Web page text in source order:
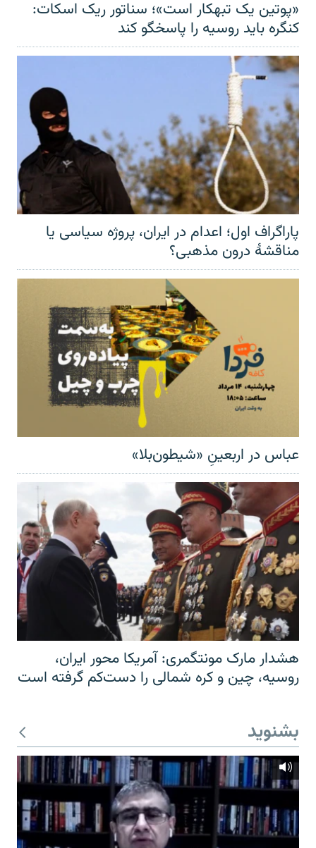
«پوتین یک تبهکار است»؛ سناتور ریک اسکات:
کنگره باید روسیه را پاسخگو کند
پاراگراف اول؛ اعدام در ایران، پروژه سیاسی یا
مناقشهٔ درون مذهبی؟
عباس در اربعینِ «شیطون‌بلا»
هشدار مارک مونتگمری: آمریکا محور ایران،
روسیه، چین و کره شمالی را دست‌کم گرفته است
بشنوید